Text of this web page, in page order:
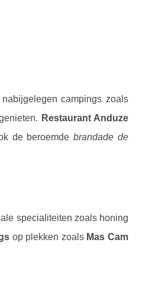
campings zoals
Restaurant Anduze
de beroemdebrandade de
specialiteiten zoals honing
op plekken zoals Mas Cam